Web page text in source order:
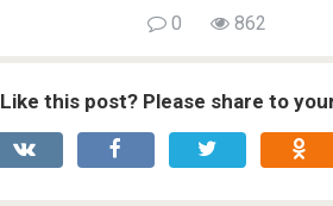
0 862
Like this post? Please share to